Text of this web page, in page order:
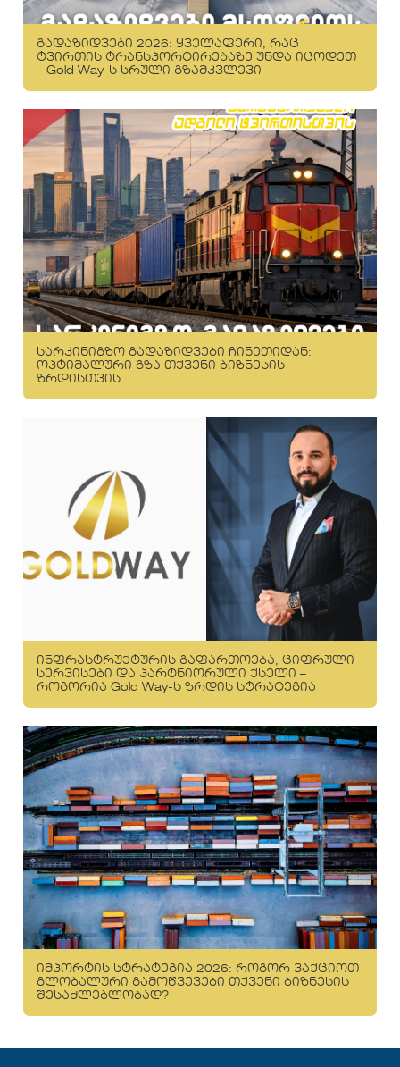
გადაზიდვები 2026: ყველაფერი, რაც
ტვირთის ტრანსპორტირებაზე უნდა იცოდეთ
– Gold Way-ს სრული გზამკვლევი
სარკინიგზო გადაზიდვები ჩინეთიდან:
ოპტიმალური გზა თქვენი ბიზნესის
ზრდისთვის
ინფრასტრუქტურის გაფართოება, ციფრული
სერვისები და პარტნიორული ქსელი –
როგორია Gold Way-ს ზრდის სტრატეგია
იმპორტის სტრატეგია 2026: როგორ ვაქციოთ
გლობალური გამოწვევები თქვენი ბიზნესის
შესაძლებლობად?